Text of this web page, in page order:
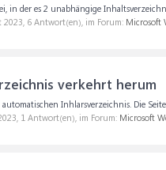
in der es 2 unabhängige
2023, 6 Antwort(en), im Forum: Microsoft
verkehrt herum
Inhlarsverzeichnis. Die
, 1 Antwort(en), im Forum: Microsoft